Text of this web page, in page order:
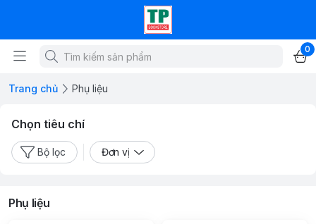
0
Trang chủ Phụ liệu
Chọn tiêu chí
Bộ lọc Đơn vị
Phụ liệu